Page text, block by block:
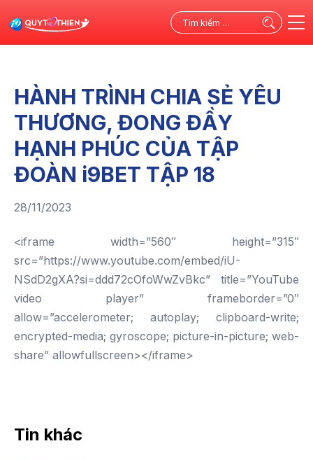
kiếm
HÀNH TRÌNH CHIA SẺ YÊU
THƯƠNG, ĐONG ĐẦY
HẠNH PHÚC CỦA TẬP
ĐOÀN i9BET TẬP 18
28/11/2023
<iframe width=”560″ height=”315″
src=”https://www.youtube.com/embed/iU-
NSdD2gXA?si=ddd72cOfoWwZvBkc” title=”YouTube
video player” frameborder=”0″
allow=”accelerometer; autoplay; clipboard-write;
encrypted-media; gyroscope; picture-in-picture; web-
share” allowfullscreen></iframe>
Tin khác